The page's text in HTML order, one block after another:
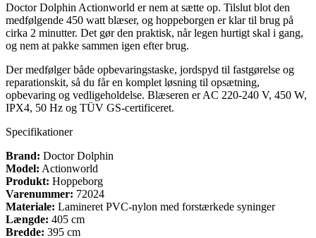
Doctor Dolphin Actionworld er nem at sætte op. Tilslut blot den
medfølgende 450 watt blæser, og hoppeborgen er klar til brug på
cirka 2 minutter. Det gør den praktisk, når legen hurtigt skal i gang,
og nem at pakke sammen igen efter brug.
Der medfølger både opbevaringstaske, jordspyd til fastgørelse og
reparationskit, så du får en komplet løsning til opsætning,
opbevaring og vedligeholdelse. Blæseren er AC 220-240 V, 450 W,
IPX4, 50 Hz og TÜV GS-certificeret.
Specifikationer
Brand: Doctor Dolphin
Model: Actionworld
Produkt: Hoppeborg
Varenummer: 72024
Materiale: Lamineret PVC-nylon med forstærkede syninger
Længde: 405 cm
Bredde: 395 cm